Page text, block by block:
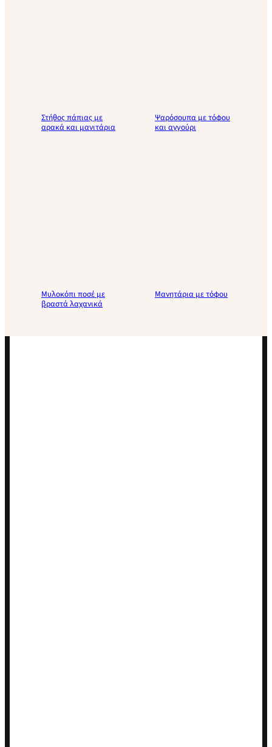
Στήθος πάπιας με
αρακά και μανιτάρια
Ψαρόσουπα με τόφου
και αγγούρι
Μυλοκόπι ποσέ με
βραστά λαχανικά
Μανητάρια με τόφου